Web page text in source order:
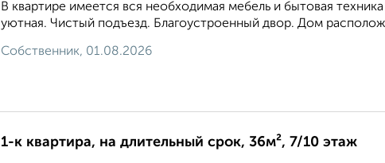
В квартире имеется вся необходимая мебель и бытовая
уютная. Чистый подъезд. Благоустроенный двор. Дом
Собственник, 01.08.2026
1-к квартира, на длительный срок, 36м², 7/10 этаж